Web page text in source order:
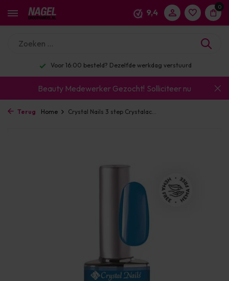
9,4
0
Voor 16:00 besteld? Dezelfde werkdag verstuurd
Beauty Medewerker Gezocht! Solliciteer nu
Terug Home Crystal Nails 3 step Crystalac...